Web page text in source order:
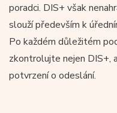
poradci. DIS+ však
slouží především k
Po každém důležitém
zkontrolujte nejen DIS+,
potvrzení o odeslání.